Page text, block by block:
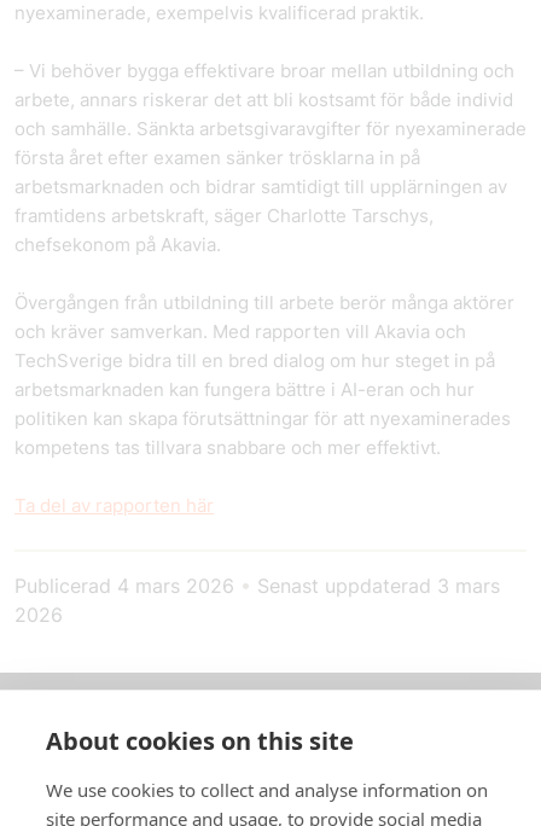
nyexaminerade, exempelvis kvalificerad praktik.
– Vi behöver bygga effektivare broar mellan utbildning och
arbete, annars riskerar det att bli kostsamt för både individ
och samhälle. Sänkta arbetsgivaravgifter för nyexaminerade
första året efter examen sänker trösklarna in på
arbetsmarknaden och bidrar samtidigt till upplärningen av
framtidens arbetskraft, säger Charlotte Tarschys,
chefsekonom på Akavia.
Övergången från utbildning till arbete berör många aktörer
och kräver samverkan. Med rapporten vill Akavia och
TechSverige bidra till en bred dialog om hur steget in på
arbetsmarknaden kan fungera bättre i AI-eran och hur
politiken kan skapa förutsättningar för att nyexaminerades
kompetens tas tillvara snabbare och mer effektivt.
Ta del av rapporten här
Publicerad 4 mars 2026 • Senast uppdaterad 3 mars
2026
In English
About cookies on this site
We use cookies to collect and analyse information on
site performance and usage, to provide social media